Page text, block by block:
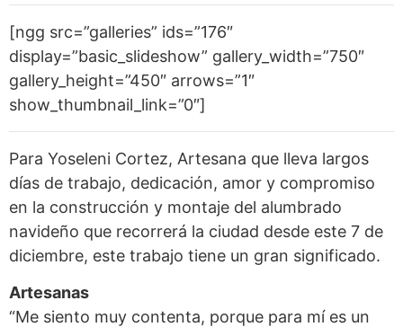
[ngg src=”galleries” ids=”176″
display=”basic_slideshow” gallery_width=”750″
gallery_height=”450″ arrows=”1″
show_thumbnail_link=”0″]
Para Yoseleni Cortez, Artesana que lleva largos
días de trabajo, dedicación, amor y compromiso
en la construcción y montaje del alumbrado
navideño que recorrerá la ciudad desde este 7 de
diciembre, este trabajo tiene un gran significado.
Artesanas
“Me siento muy contenta, porque para mí es un